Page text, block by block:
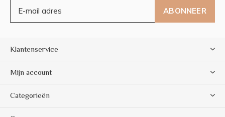
ABONNEER
Klantenservice
Mijn account
Categorieën